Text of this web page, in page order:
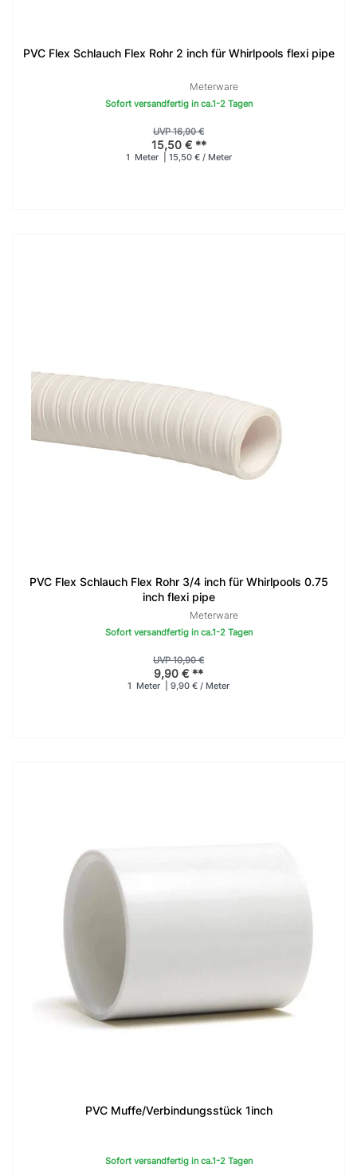
PVC Flex Schlauch Flex Rohr 2 inch für Whirlpools flexi pipe
Meterware
Sofort versandfertig in ca.1-2 Tagen
UVP 16,90 €
15,50 € **
1 Meter | 15,50 € / Meter
PVC Flex Schlauch Flex Rohr 3/4 inch für Whirlpools 0.75
inch flexi pipe
Meterware
Sofort versandfertig in ca.1-2 Tagen
UVP 10,90 €
9,90 € **
1 Meter | 9,90 € / Meter
PVC Muffe/Verbindungsstück 1inch
Sofort versandfertig in ca.1-2 Tagen